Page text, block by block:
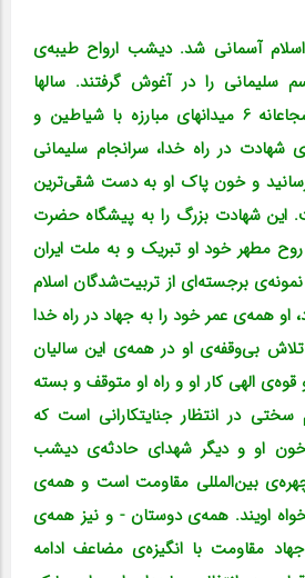
اسلام آسمانی شد. دیشب ارواح طیبه‌ی
سلیمانی را در آغوش گرفتند. سالها
مجاهدت مخلصانه و شجاعانه 6 میدانهای مبارزه با شیاطین و
شهادت در راه خدا، سرانجام سلیمانی
رسانید و خون پاک او به دست شقی‌ترین
این شهادت بزرگ را به پیشگاه حضرت
به روح مطهر خود او تبریک و به ملت ایران
برجسته‌ای از تربیت‌شدگان اسلام
همه‌ی عمر خود را به جهاد در راه خدا
بی‌وقفه‌ی او در همه‌ی این سالیان
قوه‌ی الهی کار او و راه او متوقف و بسته
سختی در انتظار جنایتکارانی است که
او و دیگر شهدای حادثه‌ی دیشب
بین‌المللی مقاومت است و همه‌ی
اویند. همه‌ی دوستان -‌ و نیز همه‌ی
مقاومت با انگیزه‌ی مضاعف ادامه